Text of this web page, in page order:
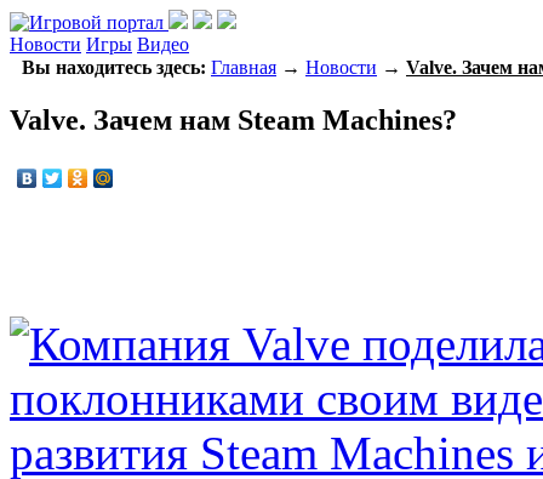
Новости Игры Видео
Вы находитесь здесь: Главная → Новости → Valve. Зачем
Valve. Зачем нам Steam Machines?